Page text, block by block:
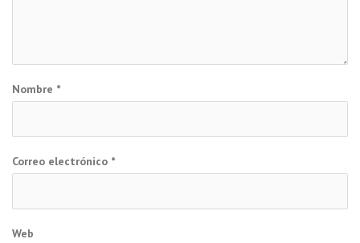
Nombre *
Correo electrónico *
Web